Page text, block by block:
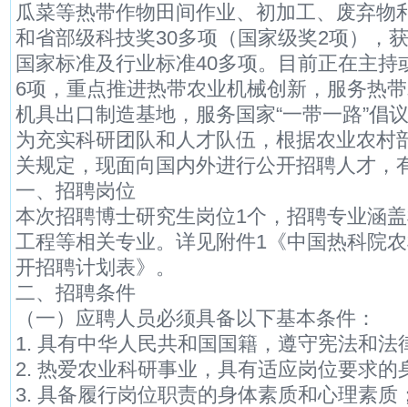
瓜菜等热带作物田间作业、初加工、废弃物
和省部级科技奖30多项（国家级奖2项），
国家标准及行业标准40多项。目前正在主
6项，重点推进热带农业机械创新，服务热
机具出口制造基地，服务国家“一带一路”倡
为充实科研团队和人才队伍，根据农业农村
关规定，现面向国内外进行公开招聘人才，
一、招聘岗位
本次招聘博士研究生岗位1个，招聘专业涵
工程等相关专业。详见附件1《中国热科院
开招聘计划表》。
二、招聘条件
（一）应聘人员必须具备以下基本条件：
1. 具有中华人民共和国国籍，遵守宪法和法
2. 热爱农业科研事业，具有适应岗位要求的
3. 具备履行岗位职责的身体素质和心理素质